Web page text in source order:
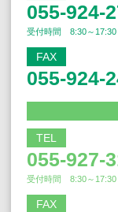
055-924-
受付時間 8:30～17:30
FAX
055-924-
TEL
055-927-
受付時間 8:30～17:30
FAX